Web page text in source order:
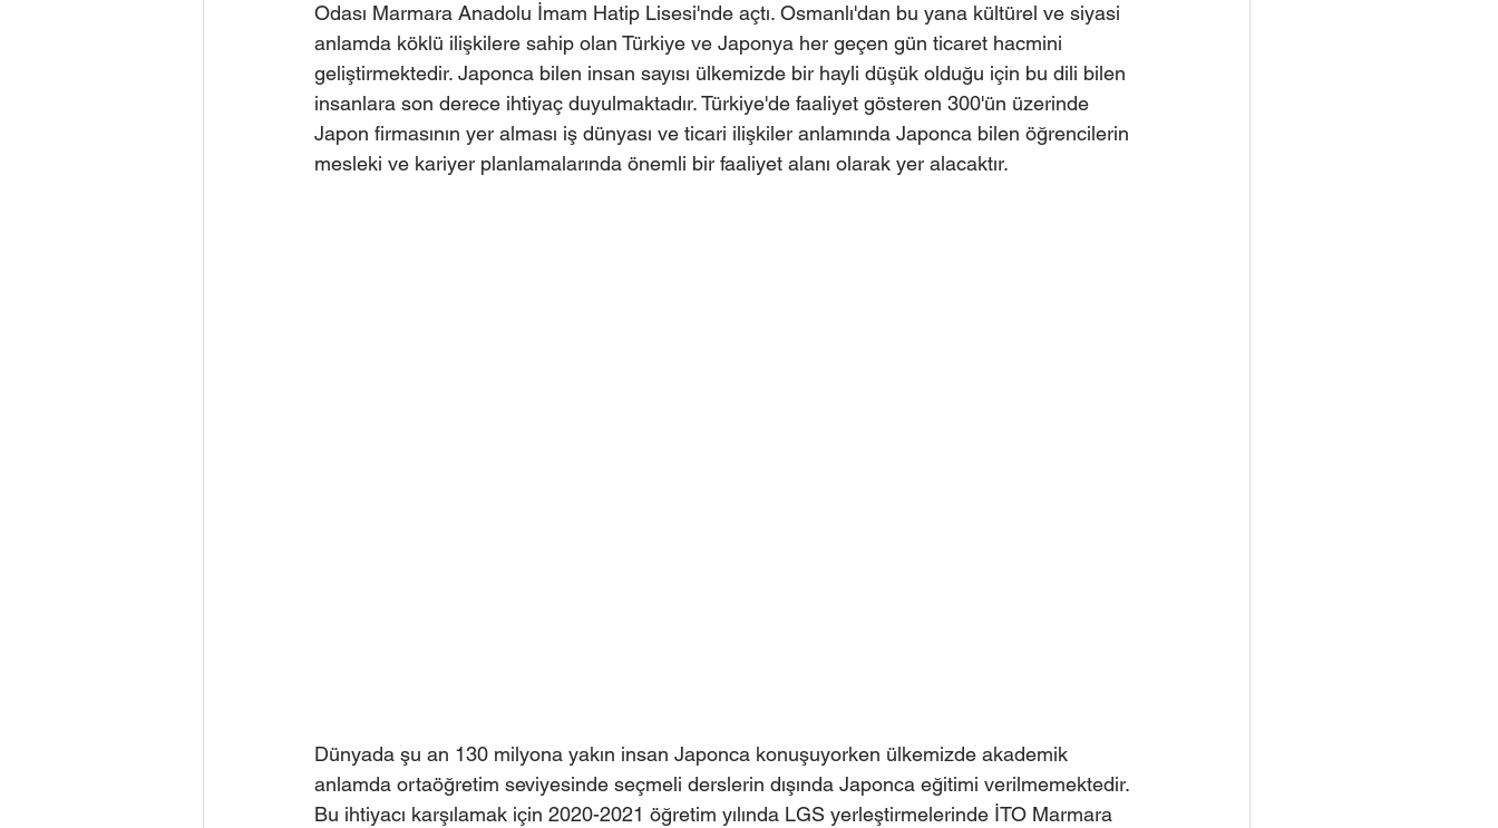
Odası Marmara Anadolu İmam Hatip Lisesi'nde açtı. Osmanlı'dan bu yana kültürel ve siyasi
anlamda köklü ilişkilere sahip olan Türkiye ve Japonya her geçen gün ticaret hacmini
geliştirmektedir. Japonca bilen insan sayısı ülkemizde bir hayli düşük olduğu için bu dili bilen
insanlara son derece ihtiyaç duyulmaktadır. Türkiye'de faaliyet gösteren 300'ün üzerinde
Japon firmasının yer alması iş dünyası ve ticari ilişkiler anlamında Japonca bilen öğrencilerin
mesleki ve kariyer planlamalarında önemli bir faaliyet alanı olarak yer alacaktır.
Dünyada şu an 130 milyona yakın insan Japonca konuşuyorken ülkemizde akademik
anlamda ortaöğretim seviyesinde seçmeli derslerin dışında Japonca eğitimi verilmemektedir.
Bu ihtiyacı karşılamak için 2020-2021 öğretim yılında LGS yerleştirmelerinde İTO Marmara